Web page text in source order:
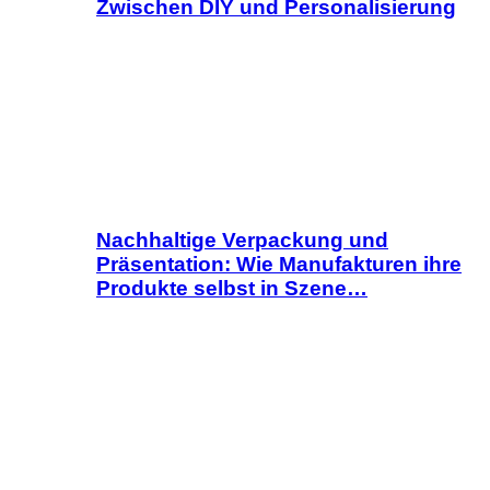
Zwischen DIY und Personalisierung
Nachhaltige Verpackung und
Präsentation: Wie Manufakturen ihre
Produkte selbst in Szene…